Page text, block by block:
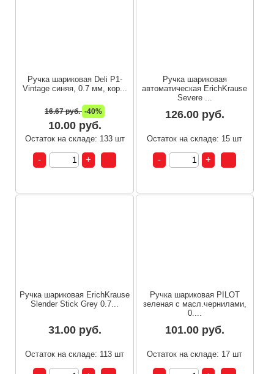
Ручка шариковая Deli P1-
Vintage синяя, 0.7 мм, кор...
16.67 руб. -40%
10.00 руб.
Остаток на складе: 133 шт
Ручка шариковая
автоматическая ErichKrause
Severe ...
126.00 руб.
Остаток на складе: 15 шт
Ручка шариковая ErichKrause
Slender Stick Grey 0.7...
31.00 руб.
Остаток на складе: 113 шт
Ручка шариковая PILOT
зеленая с масл.чернилами,
0....
101.00 руб.
Остаток на складе: 17 шт